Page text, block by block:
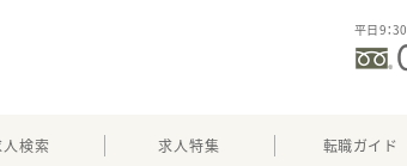
平日9：
検索 求人特集 転職ガイド